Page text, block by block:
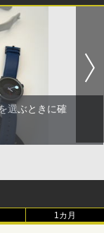
選ぶときに確
1カ月